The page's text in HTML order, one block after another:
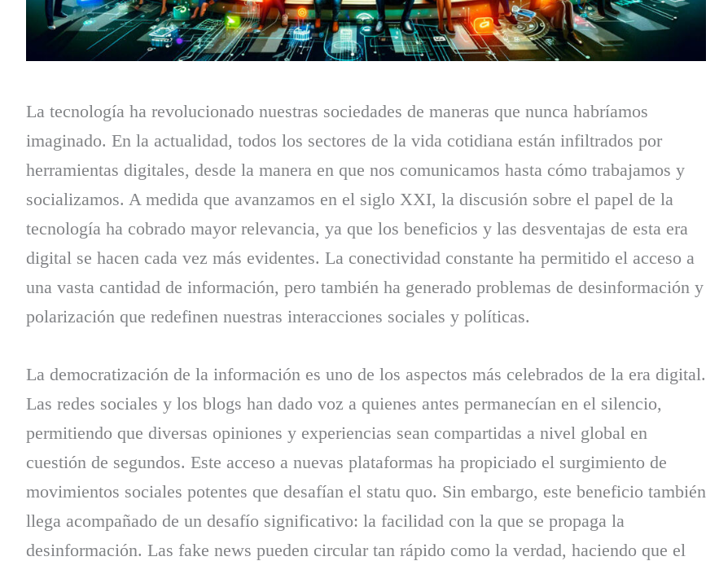
La tecnología ha revolucionado nuestras sociedades de maneras que nunca habríamos
imaginado. En la actualidad, todos los sectores de la vida cotidiana están infiltrados por
herramientas digitales, desde la manera en que nos comunicamos hasta cómo trabajamos y
socializamos. A medida que avanzamos en el siglo XXI, la discusión sobre el papel de la
tecnología ha cobrado mayor relevancia, ya que los beneficios y las desventajas de esta era
digital se hacen cada vez más evidentes. La conectividad constante ha permitido el acceso a
una vasta cantidad de información, pero también ha generado problemas de desinformación y
polarización que redefinen nuestras interacciones sociales y políticas.
La democratización de la información es uno de los aspectos más celebrados de la era digital.
Las redes sociales y los blogs han dado voz a quienes antes permanecían en el silencio,
permitiendo que diversas opiniones y experiencias sean compartidas a nivel global en
cuestión de segundos. Este acceso a nuevas plataformas ha propiciado el surgimiento de
movimientos sociales potentes que desafían el statu quo. Sin embargo, este beneficio también
llega acompañado de un desafío significativo: la facilidad con la que se propaga la
desinformación. Las fake news pueden circular tan rápido como la verdad, haciendo que el